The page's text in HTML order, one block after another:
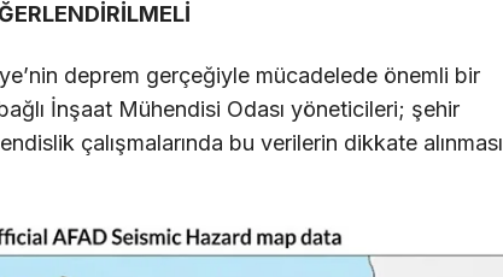
deprem gerçeğiyle mücadelede önemli bir
İnşaat Mühendisi Odası yöneticileri; şehir
çalışmalarında bu verilerin dikkate alınması